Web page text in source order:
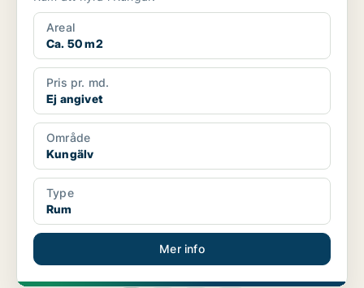
Areal
Ca. 50 m2
Pris pr. md.
Ej angivet
Område
Kungälv
Type
Rum
Mer info